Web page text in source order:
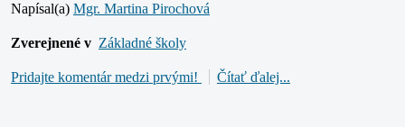
Napísal(a) Mgr. Martina Pirochová
Zverejnené v Základné školy
Pridajte komentár medzi prvými! Čítať ďalej...